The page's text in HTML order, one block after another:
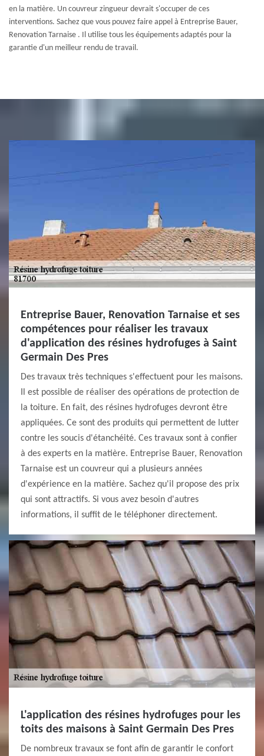
en la matière. Un couvreur zingueur devrait s'occuper de ces
interventions. Sachez que vous pouvez faire appel à Entreprise Bauer,
Renovation Tarnaise . Il utilise tous les équipements adaptés pour la
garantie d'un meilleur rendu de travail.
Entreprise Bauer, Renovation Tarnaise et ses
compétences pour réaliser les travaux
d'application des résines hydrofuges à Saint
Germain Des Pres
Des travaux très techniques s'effectuent pour les maisons.
Il est possible de réaliser des opérations de protection de
la toiture. En fait, des résines hydrofuges devront être
appliquées. Ce sont des produits qui permettent de lutter
contre les soucis d'étanchéité. Ces travaux sont à confier
à des experts en la matière. Entreprise Bauer, Renovation
Tarnaise est un couvreur qui a plusieurs années
d'expérience en la matière. Sachez qu'il propose des prix
qui sont attractifs. Si vous avez besoin d'autres
informations, il suffit de le téléphoner directement.
L'application des résines hydrofuges pour les
toits des maisons à Saint Germain Des Pres
De nombreux travaux se font afin de garantir le confort